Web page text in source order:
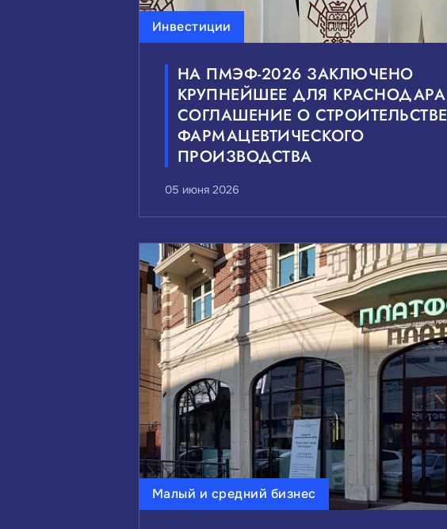
Инвестиции
НА ПМЭФ-2026 ЗАКЛЮЧЕНО
КРУПНЕЙШЕЕ ДЛЯ КРАСНОДАРА
СОГЛАШЕНИЕ О СТРОИТЕЛЬСТВЕ
ФАРМАЦЕВТИЧЕСКОГО
ПРОИЗВОДСТВА
05 июня 2026
Малый и средний бизнес